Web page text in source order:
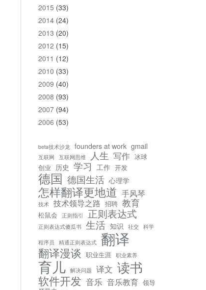
2015 (33)
2014 (24)
2013 (20)
2012 (15)
2011 (12)
2010 (33)
2009 (40)
2008 (93)
2007 (94)
2006 (53)
beta技术沙龙 founders at work gmail
互联网 互联网思维 人生 写作 冰球
创业 历史 学习 工作 开发
德国 德国生活 心理学
怎样翻译更地道 手风琴
技术 技术领导之路 招聘 教育
松鼠会 正则指引 正则表达式
正则表达式傻瓜书 生活 知识 社交 科学
程序员 精通正则表达式 翻译
翻译漫谈 职业生涯 职业素养
育儿 解决问题 译文 读书
软件开发 音乐 音乐教育 领导